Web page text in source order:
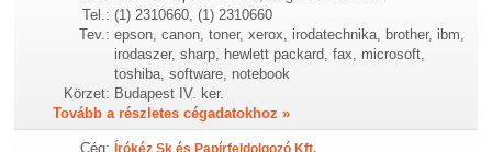
Tel.: (1) 2310660, (1) 2310660
Tev.: epson, canon, toner, xerox, irodatechnika, brother, ibm,
irodaszer, sharp, hewlett packard, fax, microsoft,
toshiba, software, notebook
Körzet: Budapest IV. ker.
Tovább a részletes cégadatokhoz »
Cég: